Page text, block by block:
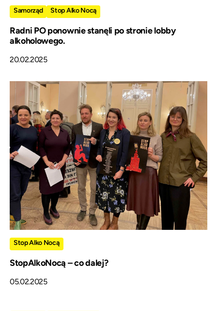
Samorząd Stop Alko Nocą
Radni PO ponownie stanęli po stronie lobby
alkoholowego.
20.02.2025
Stop Alko Nocą
StopAlkoNocą – co dalej?
05.02.2025